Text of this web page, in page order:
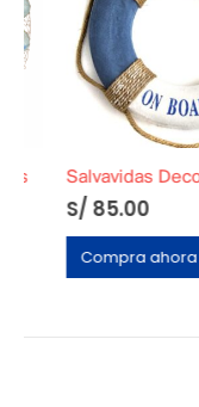
85.00
Compra ahora